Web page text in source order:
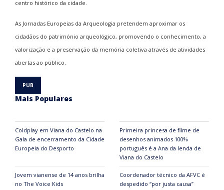
centro histórico da cidade.
As Jornadas Europeias da Arqueologia pretendem aproximar os
cidadãos do património arqueológico, promovendo o conhecimento, a
valorização e a preservação da memória coletiva através de atividades
abertas ao público.
Mais Populares
Coldplay em Viana do Castelo na
Gala de encerramento da Cidade
Europeia do Desporto
Primeira princesa de filme de
desenhos animados 100%
português é a Ana da lenda de
Viana do Castelo
Jovem vianense de 14 anos brilha
no The Voice Kids
Coordenador técnico da AFVC é
despedido “por justa causa”